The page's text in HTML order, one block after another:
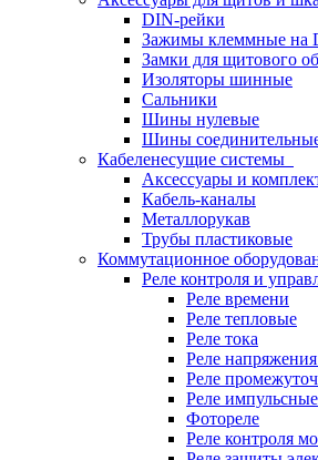
DIN-рейки
Зажимы клеммные на
Замки для щитового
Изоляторы шинные
Сальники
Шины нулевые
Шины
Кабеленесущие системы
Аксессуары и
Кабель-каналы
Металлорукав
Трубы пластиковые
Коммутационное
Реле контроля и
Реле времени
Реле тепловые
Реле тока
Реле
Реле
Реле импульсные
Фотореле
Реле контроля